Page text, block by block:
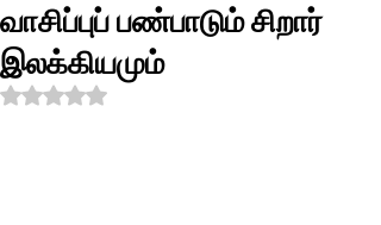
வாசிப்புப் பண்பாடும் சிறார்
இலக்கியமும்
Rated NaN out of 5 stars.